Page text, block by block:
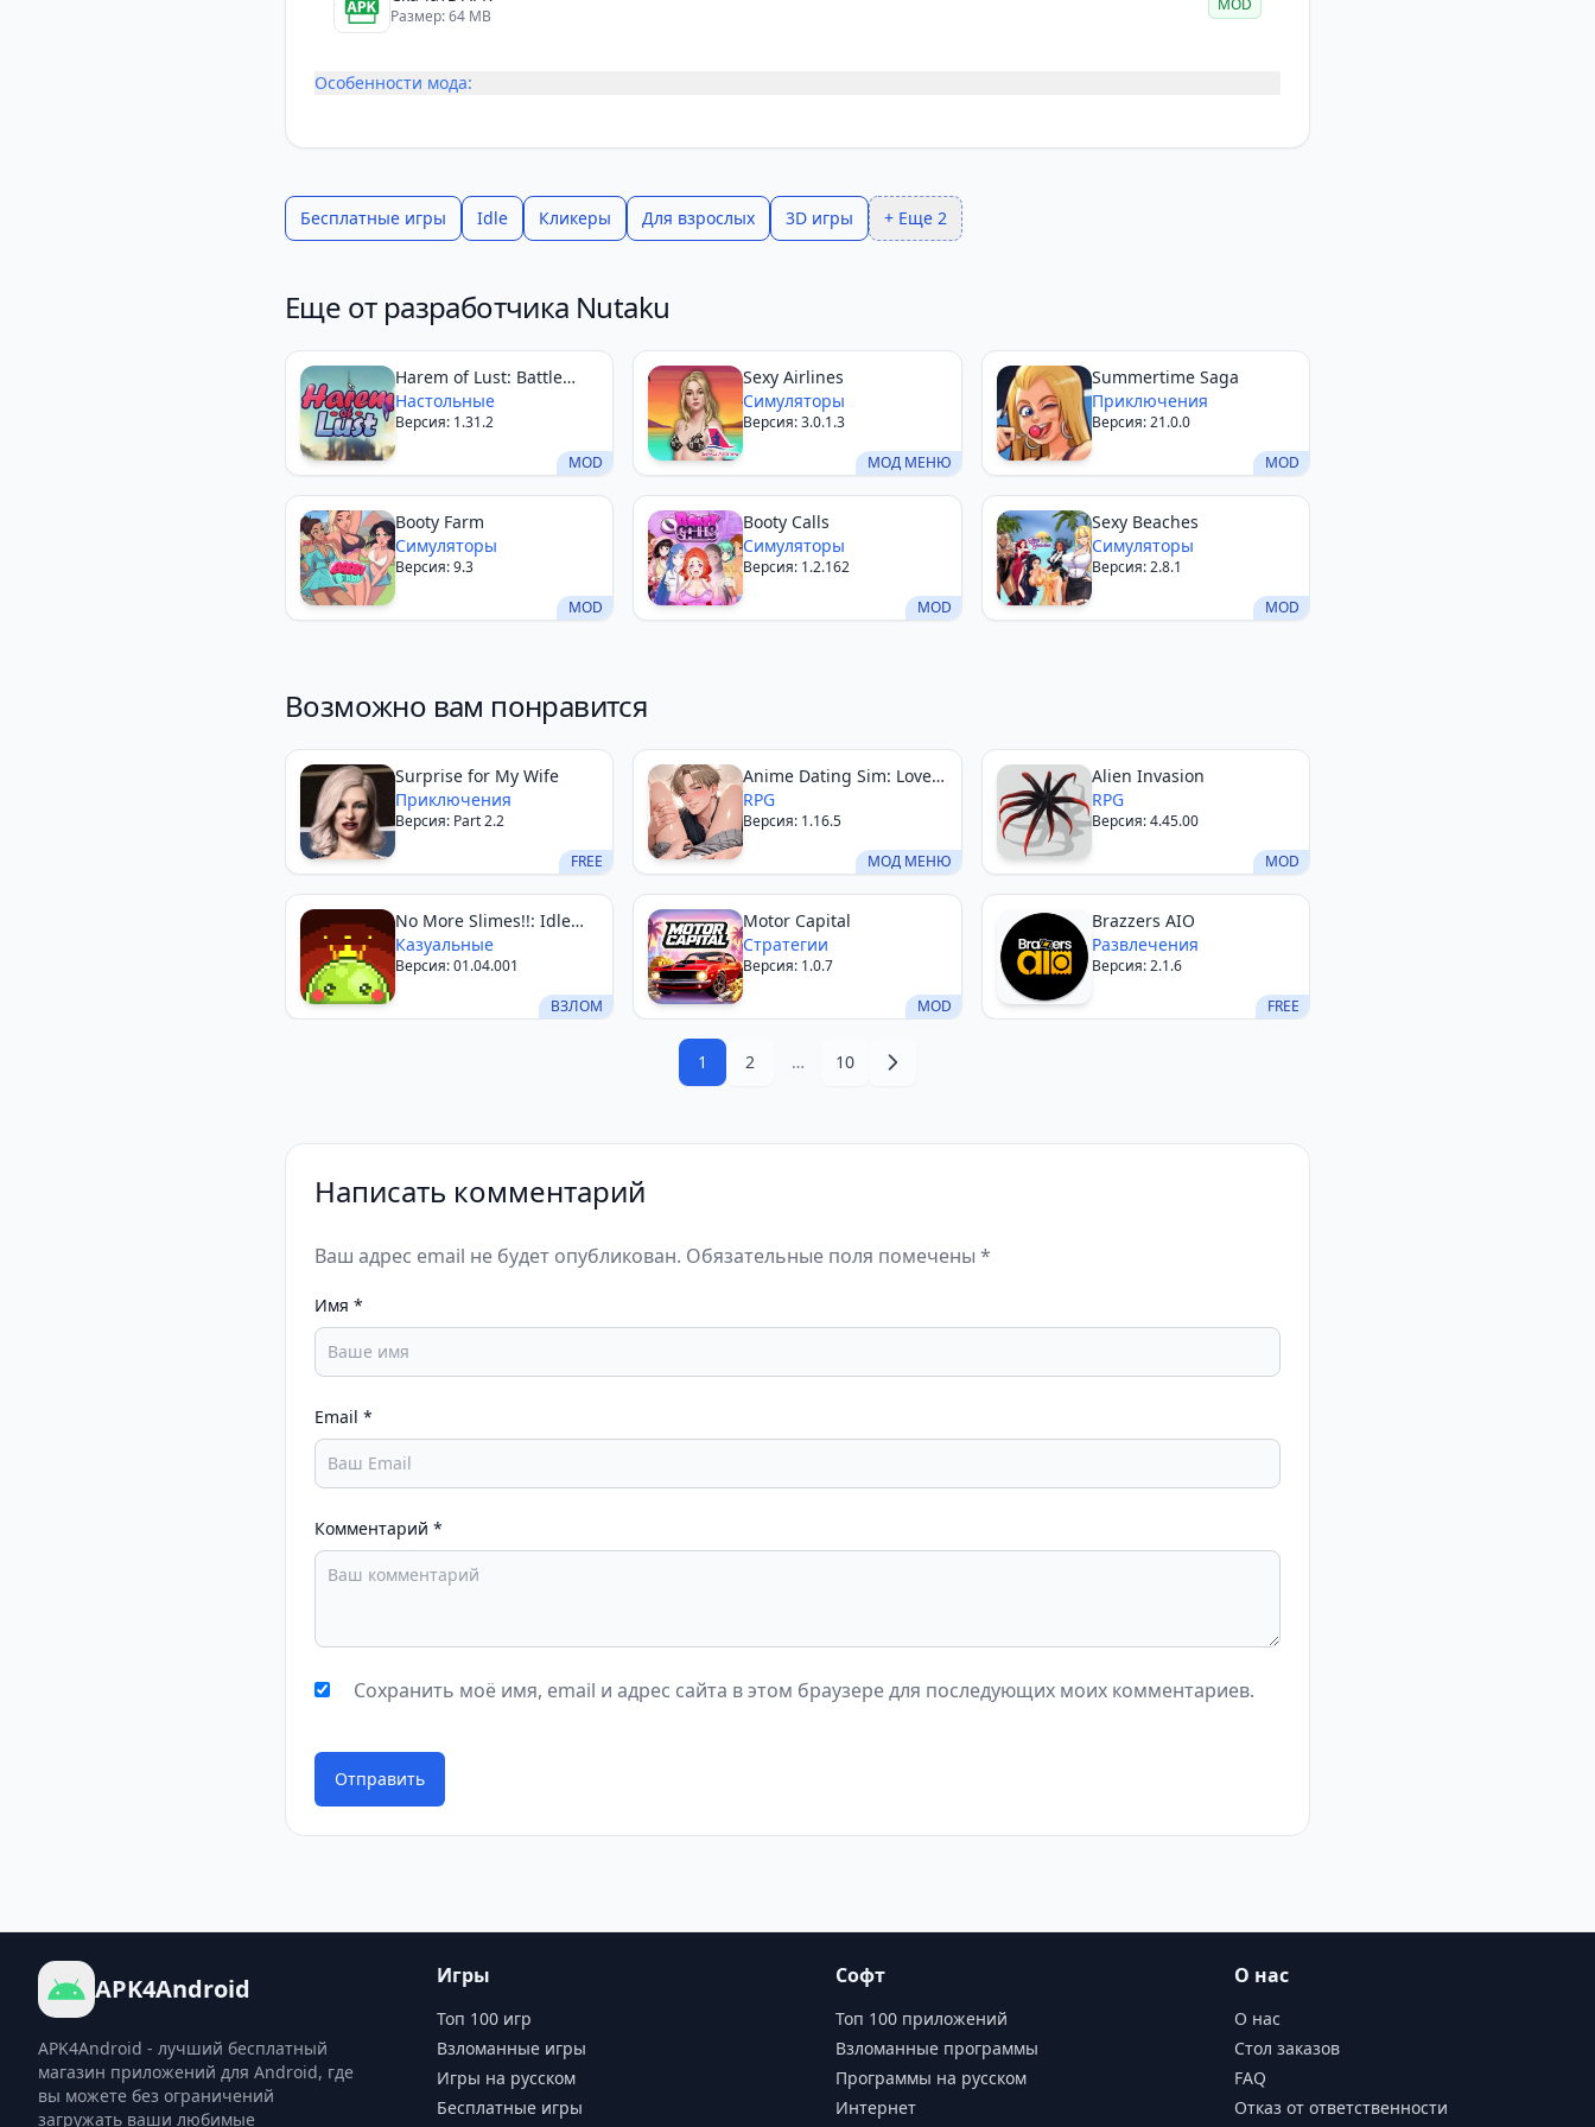
Размер: 64 MB
MOD
Особенности мода:
Бесплатные игры Idle Кликеры Для взрослых 3D игры + Еще 2
Еще от разработчика Nutaku
MOD
Harem of Lust: Battle
Cards
Настольные
Версия: 1.31.2
МОД МЕНЮ
Sexy Airlines
Симуляторы
Версия: 3.0.1.3
MOD
Summertime Saga
Приключения
Версия: 21.0.0
MOD
Booty Farm
Симуляторы
Версия: 9.3
MOD
Booty Calls
Симуляторы
Версия: 1.2.162
MOD
Sexy Beaches
Симуляторы
Версия: 2.8.1
Возможно вам понравится
FREE
Surprise for My Wife
Приключения
Версия: Part 2.2
МОД МЕНЮ
Anime Dating Sim: Love
Stories
RPG
Версия: 1.16.5
MOD
Alien Invasion
RPG
Версия: 4.45.00
ВЗЛОМ
No More Slimes!!: Idle
Action
Казуальные
Версия: 01.04.001
MOD
Motor Capital
Стратегии
Версия: 1.0.7
FREE
Brazzers AIO
Развлечения
Версия: 2.1.6
1 2 … 10
Написать комментарий
Ваш адрес email не будет опубликован. Обязательные поля помечены *
Имя *
Email *
Комментарий *
Сохранить моё имя, email и адрес сайта в этом браузере для последующих моих комментариев.
Отправить
APK4Android
APK4Android - лучший бесплатный
магазин приложений для Android, где
вы можете без ограничений
загружать ваши любимые
Игры
Топ 100 игр
Взломанные игры
Игры на русском
Бесплатные игры
Софт
Топ 100 приложений
Взломанные программы
Программы на русском
Интернет
О нас
О нас
Стол заказов
FAQ
Отказ от ответственности